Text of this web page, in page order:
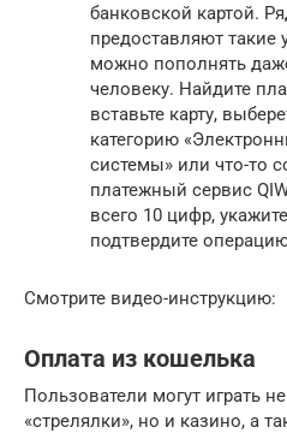
банковской картой.
предоставляют такие
можно пополнять
человеку. Найдите
вставьте карту,
категорию
системы» или что-то
платежный сервис
всего 10 цифр,
подтвердите
Смотрите видео-инструкцию:
Оплата из кошелька
Пользователи могут играть
«стрелялки», но и казино, а